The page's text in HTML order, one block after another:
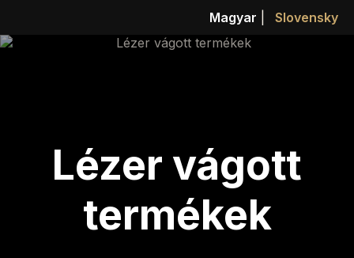
Magyar Slovensky
Lézer vágott
termékek